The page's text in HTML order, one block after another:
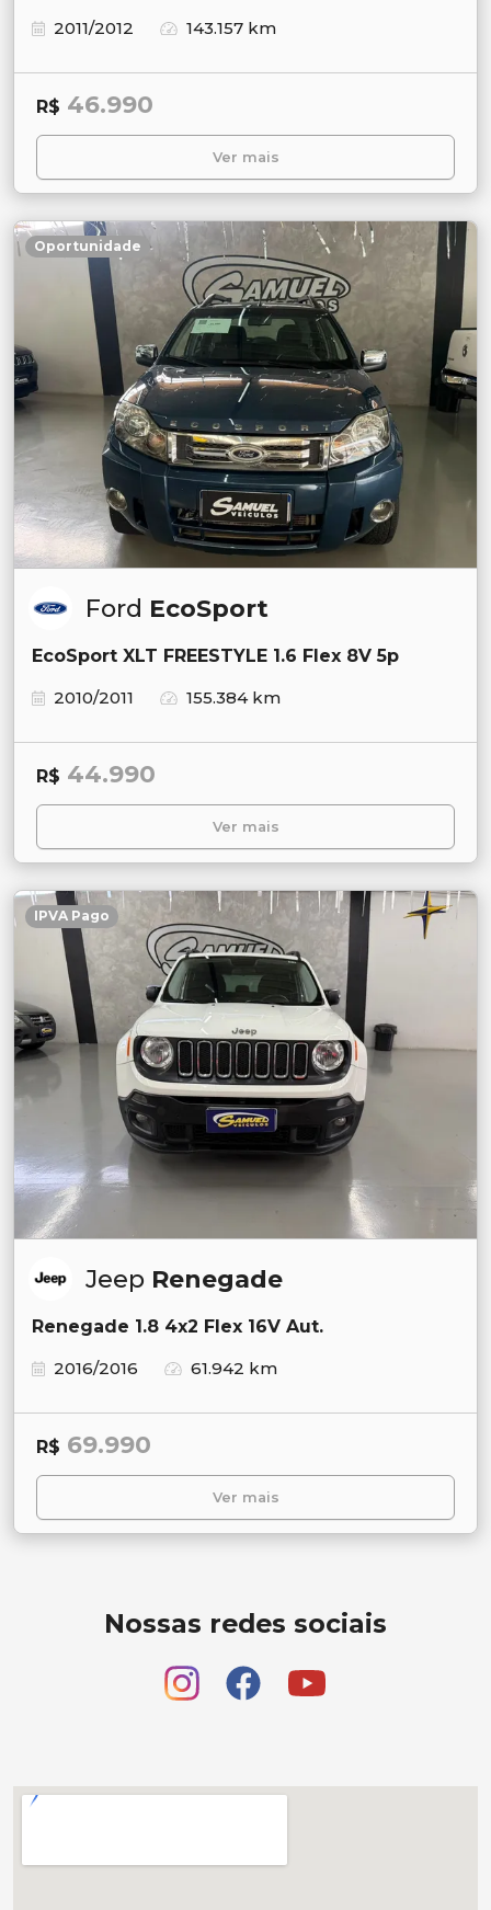
2011/2012 143.157 km
R$ 46.990
Ver mais
Oportunidade
Ford EcoSport
EcoSport XLT FREESTYLE 1.6 Flex 8V 5p
2010/2011
155.384 km
R$ 44.990
Ver mais
IPVA Pago
Jeep Renegade
Renegade 1.8 4x2 Flex 16V Aut.
2016/2016
61.942 km
R$ 69.990
Ver mais
Nossas redes sociais